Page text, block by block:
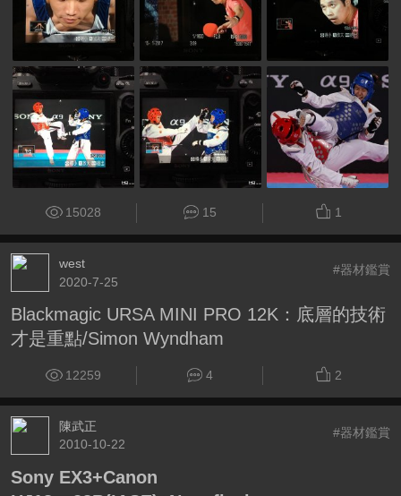
15028 15 1
west
2020-7-25
#器材鑑賞
Blackmagic URSA MINI PRO 12K：底層的技術
才是重點/Simon Wyndham
12259 4 2
陳武正
2010-10-22
#器材鑑賞
Sony EX3+Canon